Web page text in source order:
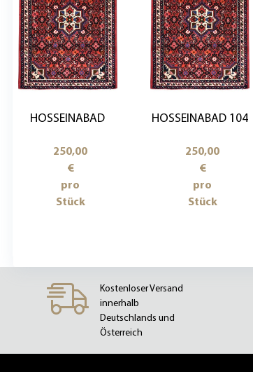
HOSSEINABAD
250,00
€
pro
Stück
HOSSEINABAD 104
250,00
€
pro
Stück
Kostenloser Versand
innerhalb
Deutschlands und
Österreich